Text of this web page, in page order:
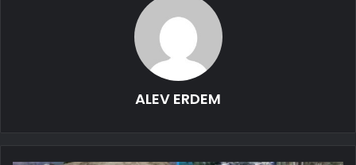
ALEV ERDEM